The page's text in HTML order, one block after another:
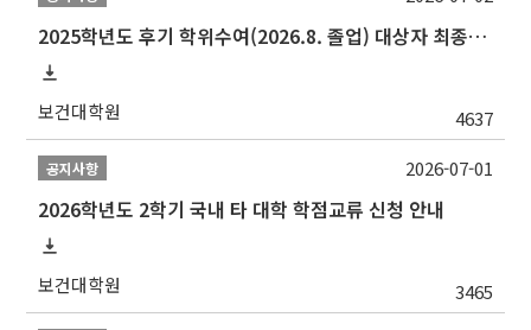
2025학년도 후기 학위수여(2026.8. 졸업) 대상자 최종인준 논문 제출 안내
보건대학원 4637
공지사항
2026학년도 2학기 국내 타 대학 학점교류 신청 안내
보건대학원 3465
2026-07-01